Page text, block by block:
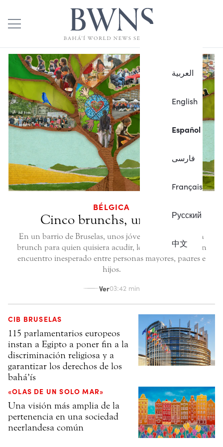
العربية
English
Español
فارسی
Français
Русский
中文
BÉLGICA
Cinco brunchs, un barrio
En un barrio de Bruselas, unos jóvenes prepararon un
brunch para quien quisiera acudir, lo que dio lugar a un
encuentro inesperado entre personas mayores, padres e
hijos.
Ver03:42 min
CIB BRUSELAS
115 parlamentarios europeos
instan a Egipto a poner fin a la
discriminación religiosa y a
garantizar los derechos de los
bahá’ís
«OLAS DE UN SOLO MAR»
Una visión más amplia de la
pertenencia en una sociedad
neerlandesa común